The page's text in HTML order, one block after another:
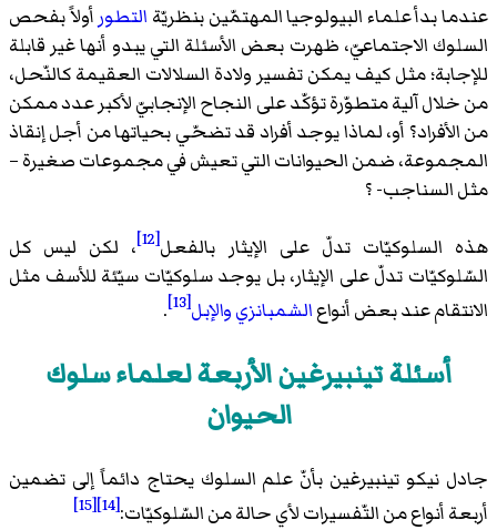
عندما بدأ علماء البيولوجيا المهتمّين بنظريّة التطور أولاً بفحص
السلوك الاجتماعيّ، ظهرت بعض الأسئلة التي يبدو أنها غير قابلة
للإجابة؛ مثل كيف يمكن تفسير ولادة السلالات العقيمة كالنّحل،
من خلال آلية متطوّرة تؤكّد على النجاح الإنجابيّ لأكبر عدد ممكن
من الأفراد؟ أو، لماذا يوجد أفراد قد تضحّي بحياتها من أجل إنقاذ
المجموعة، ضمن الحيوانات التي تعيش في مجموعات صغيرة –
مثل السناجب- ؟
هذه السلوكيّات تدلّ على الإيثار بالفعل[12]
، لكن ليس كل
السّلوكيّات تدلّ على الإيثار، بل يوجد سلوكيّات سيّئة للأسف مثل
الانتقام عند بعض أنواعالشمبانزيوالإبل[13]
.
أسئلة تينبيرغين الأربعة لعلماء سلوك
الحيوان
جادل نيكو تينبيرغين بأنّ علم السلوك يحتاج دائماً إلى تضمين
أربعة أنواع من التّفسيرات لأي حالة من السّلوكيّات:[14]
[15]